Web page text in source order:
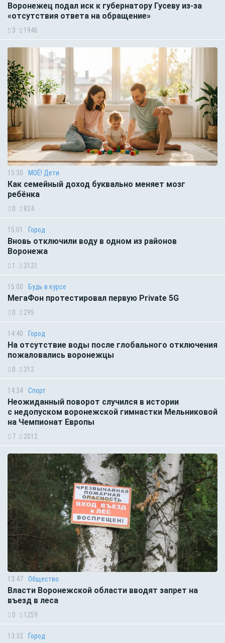
Воронежец подал иск к губернатору Гусеву из-за
«отсутствия ответа на обращение»
3 1946
15:30 МОЁ! Дети
Как семейный доход буквально меняет мозг
ребёнка
0 824
15:01 Город
Вновь отключили воду в одном из районов
Воронежа
1 3121
15:00 Будь в курсе
МегаФон протестировал первую Private 5G
0 295
14:40 Город
На отсутствие воды после глобального отключения
пожаловались воронежцы
0 312
14:34 Спорт
Неожиданный поворот случился в истории
с недопуском воронежской гимнастки Мельниковой
на Чемпионат Европы
7 2012
13:47 Общество
Власти Воронежской области вводят запрет на
въезд в леса
0 1259
13:32 Город